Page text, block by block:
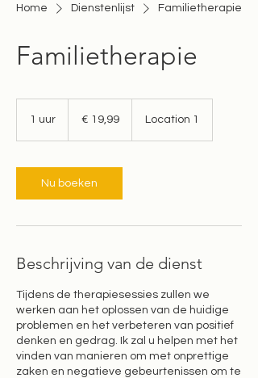
Home Dienstenlijst Familietherapie
Familietherapie
1 uur € 19,99 Location 1
Nu boeken
Beschrijving van de dienst
Tijdens de therapiesessies zullen we
werken aan het oplossen van de huidige
problemen en het verbeteren van positief
denken en gedrag. Ik zal u helpen met het
vinden van manieren om met onprettige
zaken en negatieve gebeurtenissen om te